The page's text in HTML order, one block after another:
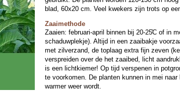
blad, 60x20 cm. Veel kwekers zijn trots op
Zaaimethode
Zaaien: februari-april binnen bij 20-25̊C of in
schaduwplekje). Altijd in een zaaibakje
met zilverzand, de toplaag extra fijn zeven
verspreiden over de het zaaibed, licht
is een lichtkiemer! Op tijd verspenen in
te voorkomen. De planten kunnen in mei
warmer weer wordt.